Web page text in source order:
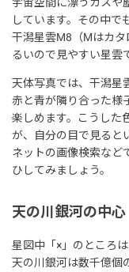
しています。その中で
干潟星雲M8（Mはカ
るいので見やすい星雲
天体写真では、干潟星
赤と青が隣り合った様
楽しめます。こうした
が、自分の目で見ると
ネットの画像検索など
ひしてみましょう。
天の川銀河の中心
星図中「×」のところ
天の川銀河は数千億個